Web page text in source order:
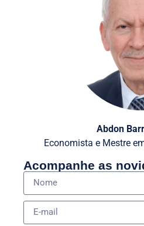
Abdon
Economista e Mestre
Acompanhe as